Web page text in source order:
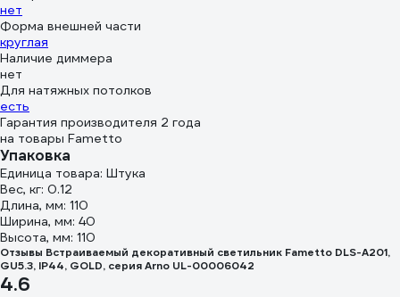
нет
Форма внешней части
круглая
Наличие диммера
нет
Для натяжных потолков
есть
Гарантия производителя 2 года
на товары Fametto
Упаковка
Единица товара: Штука
Вес, кг: 0.12
Длина, мм: 110
Ширина, мм: 40
Высота, мм: 110
Отзывы Встраиваемый декоративный светильник Fametto DLS-A201,
GU5.3, IP44, GOLD, серия Arno UL-00006042
4.6